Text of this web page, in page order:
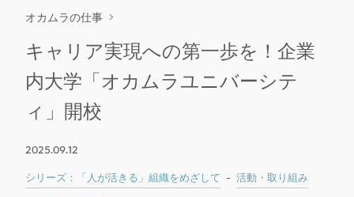
オカムラの仕事
キャリア実現への第一歩を！企業
内大学「オカムラユニバーシテ
ィ」開校
2025.09.12
シリーズ：「人が活きる」組織をめざして 活動・取り組み